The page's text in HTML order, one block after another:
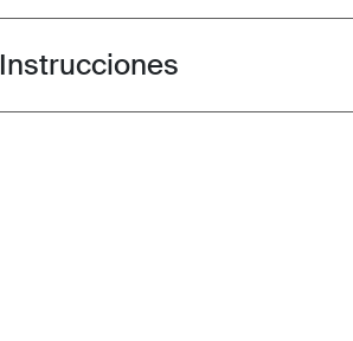
Toggle guides and instructions
Instrucciones